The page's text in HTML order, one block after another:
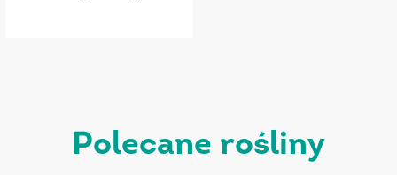
polecane rośliny